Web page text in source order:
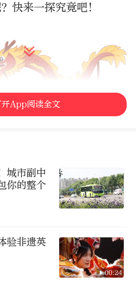
快来一探究竟吧！
请到中国“魔王”傅腾龙
观众表演近景魔术，演
的智慧与奥妙。
App阅读全文
城市副中
你的整个
验非遗英
00:24